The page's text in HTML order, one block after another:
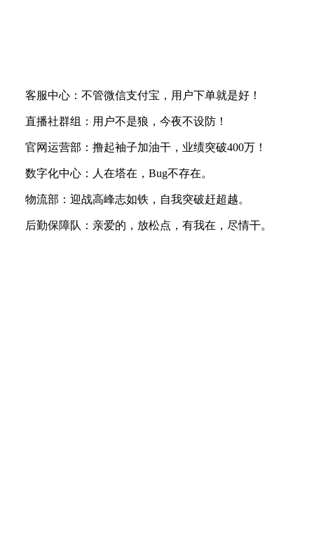
客服中心：不管微信支付宝，用户下单就是好！
直播社群组：用户不是狼，今夜不设防！
官网运营部：撸起袖子加油干，业绩突破400万！
数字化中心：人在塔在，Bug不存在。
物流部：迎战高峰志如铁，自我突破赶超越。
后勤保障队：亲爱的，放松点，有我在，尽情干。